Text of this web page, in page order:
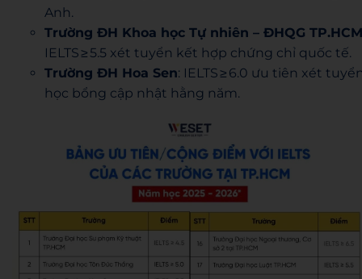
Anh.
Trường ĐH Khoa học Tự nhiên – ĐHQG TP.HCM
IELTS ≥ 5.5 xét tuyển kết hợp chứng chỉ quốc tế.
Trường ĐH Hoa Sen: IELTS ≥ 6.0 ưu tiên xét
học bổng cập nhật hằng năm.